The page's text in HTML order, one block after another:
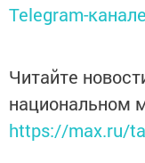
Telegram-канале
Читайте
национальном
https://max.ru/